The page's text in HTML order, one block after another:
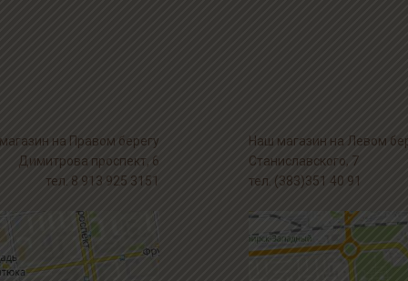
на Правом берегу
Димитрова проспект, 6
тел. 8 913 925 3151
Наш магазин на Левом
Станиславского, 7
тел. (383)351 40 91